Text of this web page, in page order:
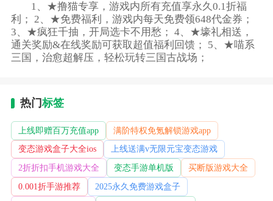
1、★撸猫专享，游戏内所有充值享永久0.1折福
利； 2、★免费福利，游戏内每天免费领648代金券；
3、★疯狂千抽，开局选卡不用愁； 4、★壕礼相送，
通关奖励&在线奖励可获取超值福利回馈； 5、★喵系
三国，治愈超解压，轻松玩转三国古战场；
热门标签
上线即赠百万充值app
满阶特权免氪解锁游戏app
变态游戏盒子大全ios
上线送满v无限元宝变态游戏
2折折扣手机游戏大全
变态手游单机版
买断版游戏大全
0.001折手游推荐
2025永久免费游戏盒子